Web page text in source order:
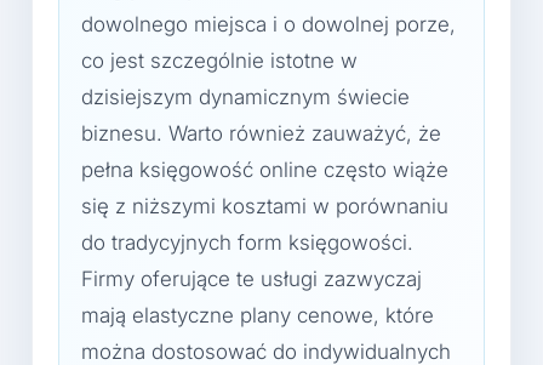
dowolnego miejsca i o dowolnej porze,
co jest szczególnie istotne w
dzisiejszym dynamicznym świecie
biznesu. Warto również zauważyć, że
pełna księgowość online często wiąże
się z niższymi kosztami w porównaniu
do tradycyjnych form księgowości.
Firmy oferujące te usługi zazwyczaj
mają elastyczne plany cenowe, które
można dostosować do indywidualnych